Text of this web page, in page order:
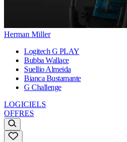
Herman Miller
Logitech G PLAY
Bubba Wallace
Suellio Almeida
Bianca Bustamante
G Challenge
LOGICIELS
OFFRES